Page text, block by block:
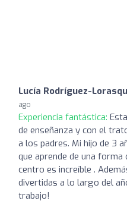
Lucía Rodríguez-
ago
Experiencia fantástica:
de enseñanza y con el
a los padres. Mi hijo de 3
que aprende de una
centro es increíble .
divertidas a lo largo del
trabajo!